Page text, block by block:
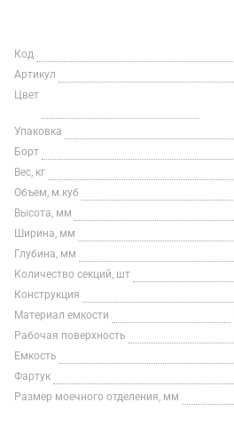
Код
Артикул
Цвет
Упаковка
Борт
Вес, кг
Объем, м.куб
Высота, мм
Ширина, мм
Глубина, мм
Количество секций, шт
Конструкция
Материал емкости
Рабочая поверхность
Емкость
Фартук
Размер моечного отделения, мм